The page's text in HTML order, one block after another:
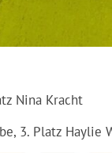
Nina Kracht
3. Platz Haylie